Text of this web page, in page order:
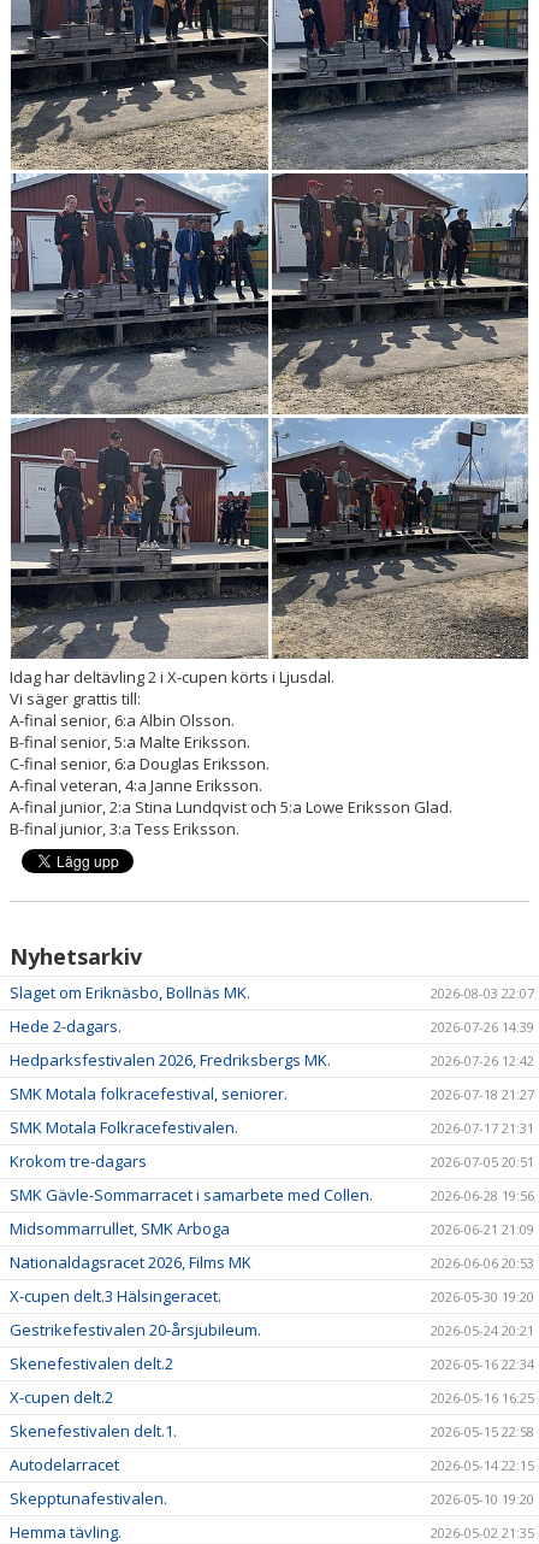
DOKUMENT
Idag har deltävling 2 i X-cupen körts i Ljusdal.
Vi säger grattis till:
A-final senior, 6:a Albin Olsson.
B-final senior, 5:a Malte Eriksson.
C-final senior, 6:a Douglas Eriksson.
A-final veteran, 4:a Janne Eriksson.
A-final junior, 2:a Stina Lundqvist och 5:a Lowe Eriksson Glad.
B-final junior, 3:a Tess Eriksson.
Nyhetsarkiv
Slaget om Eriknäsbo, Bollnäs MK. 2026-08-03 22:07
Hede 2-dagars. 2026-07-26 14:39
Hedparksfestivalen 2026, Fredriksbergs MK. 2026-07-26 12:42
SMK Motala folkracefestival, seniorer. 2026-07-18 21:27
SMK Motala Folkracefestivalen. 2026-07-17 21:31
Krokom tre-dagars 2026-07-05 20:51
SMK Gävle-Sommarracet i samarbete med Collen. 2026-06-28 19:56
Midsommarrullet, SMK Arboga 2026-06-21 21:09
Nationaldagsracet 2026, Films MK 2026-06-06 20:53
X-cupen delt.3 Hälsingeracet. 2026-05-30 19:20
Gestrikefestivalen 20-årsjubileum. 2026-05-24 20:21
Skenefestivalen delt.2 2026-05-16 22:34
X-cupen delt.2 2026-05-16 16:25
Skenefestivalen delt.1. 2026-05-15 22:58
Autodelarracet 2026-05-14 22:15
Skepptunafestivalen. 2026-05-10 19:20
Hemma tävling. 2026-05-02 21:35